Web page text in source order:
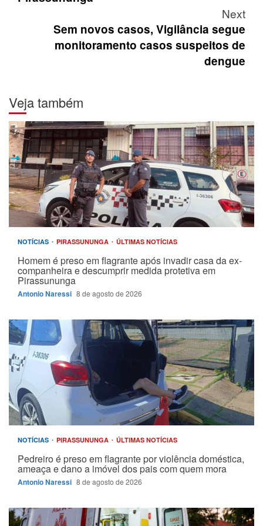
Next
Sem novos casos, Vigilância segue
monitoramento casos suspeitos de
dengue
Veja também
NOTÍCIAS PIRASSUNUNGA ÚLTIMAS NOTÍCIAS
Homem é preso em flagrante após invadir casa da ex-
companheira e descumprir medida protetiva em
Pirassununga
Antonio Naressi 8 de agosto de 2026
NOTÍCIAS PIRASSUNUNGA ÚLTIMAS NOTÍCIAS
Pedreiro é preso em flagrante por violência doméstica,
ameaça e dano a imóvel dos pais com quem mora
Antonio Naressi 8 de agosto de 2026